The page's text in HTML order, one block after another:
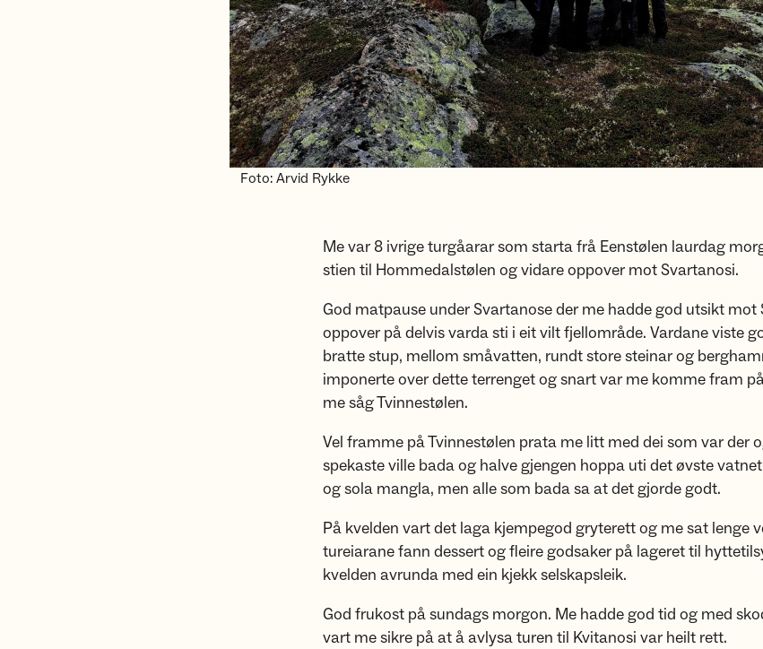
Foto: Arvid Rykke
Me var 8 ivrige turgåarar som starta frå Eenstølen laurdag
stien til Hommedalstølen og vidare oppover mot Svartanosi.
God matpause under Svartanose der me hadde god utsikt mot
oppover på delvis varda sti i eit vilt fjellområde. Vardane viste
bratte stup, mellom småvatten, rundt store steinar og
imponerte over dette terrenget og snart var me komme fram
me såg Tvinnestølen.
Vel framme på Tvinnestølen prata me litt med dei som var der
spekaste ville bada og halve gjengen hoppa uti det øvste
og sola mangla, men alle som bada sa at det gjorde godt.
På kvelden vart det laga kjempegod gryterett og me sat lenge
tureiarane fann dessert og fleire godsaker på lageret til
kvelden avrunda med ein kjekk selskapsleik.
God frukost på sundags morgon. Me hadde god tid og med
vart me sikre på at å avlysa turen til Kvitanosi var heilt rett.